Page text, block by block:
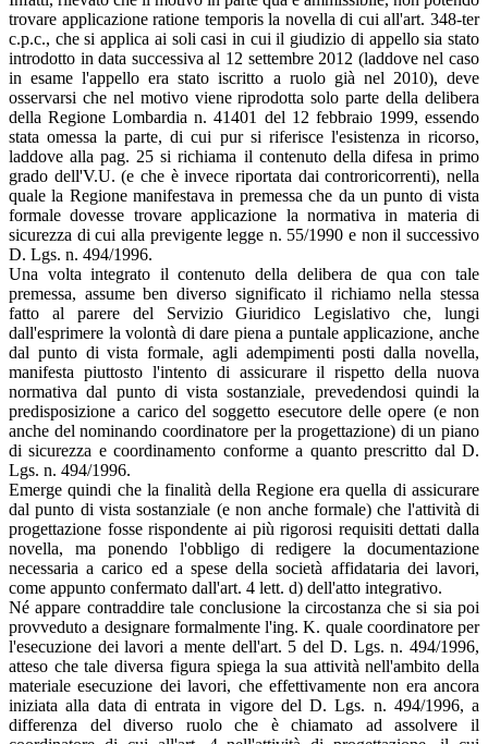
trovare applicazione ratione temporis la novella di cui all'art. 348-ter
c.p.c., che si applica ai soli casi in cui il giudizio di appello sia stato
introdotto in data successiva al 12 settembre 2012 (laddove nel caso
in esame l'appello era stato iscritto a ruolo già nel 2010), deve
osservarsi che nel motivo viene riprodotta solo parte della delibera
della Regione Lombardia n. 41401 del 12 febbraio 1999, essendo
stata omessa la parte, di cui pur si riferisce l'esistenza in ricorso,
laddove alla pag. 25 si richiama il contenuto della difesa in primo
grado dell'V.U. (e che è invece riportata dai controricorrenti), nella
quale la Regione manifestava in premessa che da un punto di vista
formale dovesse trovare applicazione la normativa in materia di
sicurezza di cui alla previgente legge n. 55/1990 e non il successivo
D. Lgs. n. 494/1996.
Una volta integrato il contenuto della delibera de qua con tale
premessa, assume ben diverso significato il richiamo nella stessa
fatto al parere del Servizio Giuridico Legislativo che, lungi
dall'esprimere la volontà di dare piena a puntale applicazione, anche
dal punto di vista formale, agli adempimenti posti dalla novella,
manifesta piuttosto l'intento di assicurare il rispetto della nuova
normativa dal punto di vista sostanziale, prevedendosi quindi la
predisposizione a carico del soggetto esecutore delle opere (e non
anche del nominando coordinatore per la progettazione) di un piano
di sicurezza e coordinamento conforme a quanto prescritto dal D.
Lgs. n. 494/1996.
Emerge quindi che la finalità della Regione era quella di assicurare
dal punto di vista sostanziale (e non anche formale) che l'attività di
progettazione fosse rispondente ai più rigorosi requisiti dettati dalla
novella, ma ponendo l'obbligo di redigere la documentazione
necessaria a carico ed a spese della società affidataria dei lavori,
come appunto confermato dall'art. 4 lett. d) dell'atto integrativo.
Né appare contraddire tale conclusione la circostanza che si sia poi
provveduto a designare formalmente l'ing. K. quale coordinatore per
l'esecuzione dei lavori a mente dell'art. 5 del D. Lgs. n. 494/1996,
atteso che tale diversa figura spiega la sua attività nell'ambito della
materiale esecuzione dei lavori, che effettivamente non era ancora
iniziata alla data di entrata in vigore del D. Lgs. n. 494/1996, a
differenza del diverso ruolo che è chiamato ad assolvere il